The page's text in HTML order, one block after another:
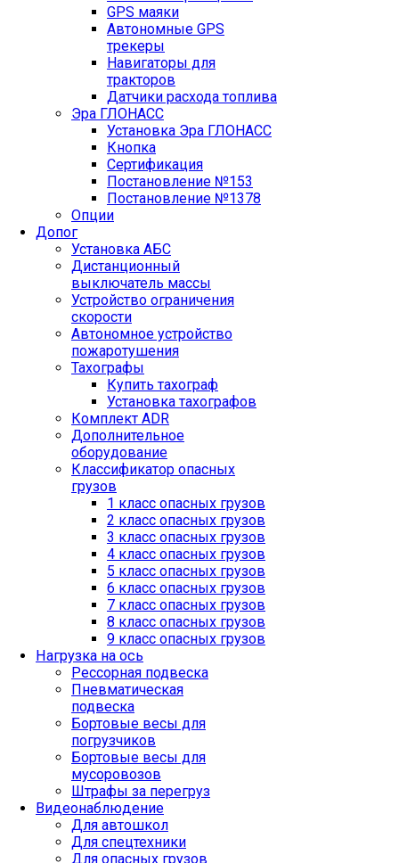
GPS маяки
Автономные GPS
трекеры
Навигаторы для
тракторов
Датчики расхода топлива
Эра ГЛОНАСС
Установка Эра ГЛОНАСС
Кнопка
Сертификация
Постановление №153
Постановление №1378
Опции
Допог
Установка АБС
Дистанционный
выключатель массы
Устройство ограничения
скорости
Автономное устройство
пожаротушения
Тахографы
Купить тахограф
Установка тахографов
Комплект ADR
Дополнительное
оборудование
Классификатор опасных
грузов
1 класс опасных грузов
2 класс опасных грузов
3 класс опасных грузов
4 класс опасных грузов
5 класс опасных грузов
6 класс опасных грузов
7 класс опасных грузов
8 класс опасных грузов
9 класс опасных грузов
Нагрузка на ось
Рессорная подвеска
Пневматическая
подвеска
Бортовые весы для
погрузчиков
Бортовые весы для
мусоровозов
Штрафы за перегруз
Видеонаблюдение
Для автошкол
Для спецтехники
Для опасных грузов